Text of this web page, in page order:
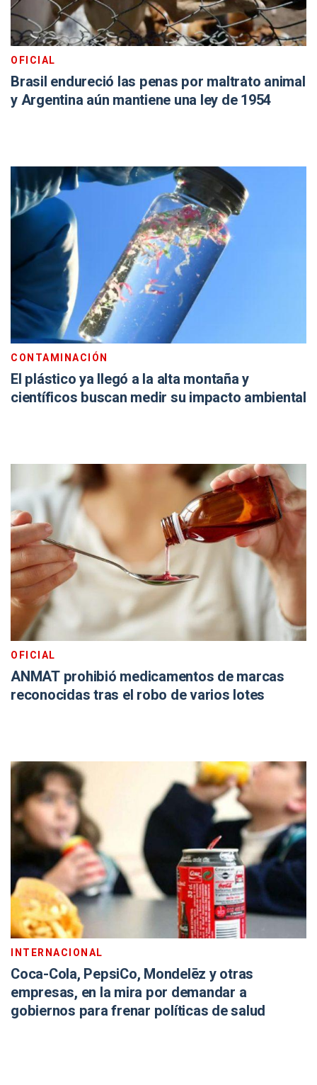
OFICIAL
Brasil endureció las penas por maltrato animal
y Argentina aún mantiene una ley de 1954
CONTAMINACIÓN
El plástico ya llegó a la alta montaña y
científicos buscan medir su impacto ambiental
OFICIAL
ANMAT prohibió medicamentos de marcas
reconocidas tras el robo de varios lotes
INTERNACIONAL
Coca-Cola, PepsiCo, Mondelēz y otras
empresas, en la mira por demandar a
gobiernos para frenar políticas de salud